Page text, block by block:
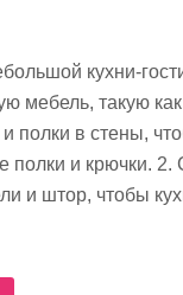
кухни-
мебель, такую
полки в стены,
полки и крючки.
и штор, чтобы